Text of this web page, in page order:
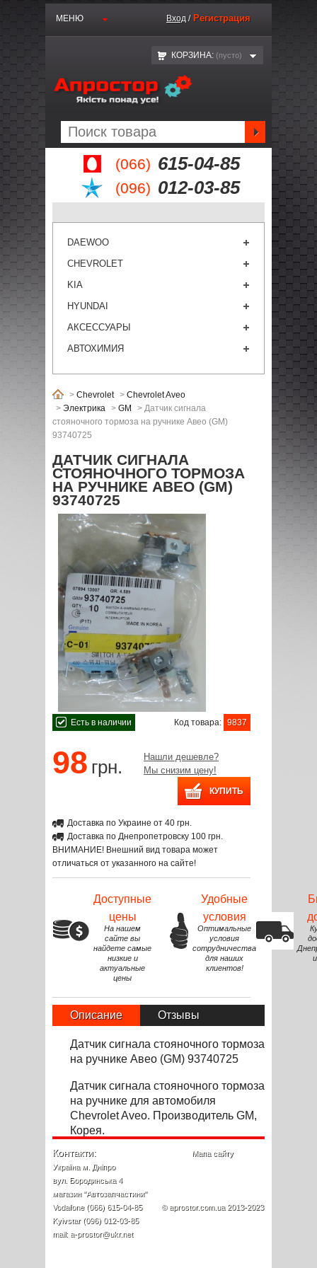
(066) 615-04-85
(096) 012-03-85
МЕНЮ Вход / Регистрация
КОРЗИНА: (пустo)
DAEWOO
CHEVROLET
KIA
HYUNDAI
АКСЕССУАРЫ
АВТОХИМИЯ
> Chevrolet > Chevrolet Aveo
> Электрика > GM > Датчик сигнала
стояночного тормоза на ручнике Авео (GM)
93740725
ДАТЧИК СИГНАЛА
СТОЯНОЧНОГО ТОРМОЗА
НА РУЧНИКЕ АВЕО (GM)
93740725
Есть в наличии Код товара: 9837
98 грн.
Нашли дешевле?
Мы снизим цену!
Доставка по Украине от 40 грн.
Доставка по Днепропетровску 100 грн.
ВНИМАНИЕ! Внешний вид товара может
отличаться от указанного на сайте!
Доступные
цены
На нашем
сайте вы
найдете самые
низкие и
актуальные
цены
Удобные
условия
Оптимальные
условия
сотрудничества
для наших
клиентов!
Описание Отзывы
Датчик сигнала стояночного тормоза
на ручнике Авео (GM) 93740725
Датчик сигнала стояночного тормоза
на ручнике для автомобиля
ChevroletAveo. Производитель GM,
Корея.
Контакти:
Україна м. Дніпро
вул. Бородинська 4
магазин "Автозапчастини"
Vodafone (066) 615-04-85
Kyivstar (096) 012-03-85
mail: a-prostor@ukr.net
Мапа сайту
© aprostor.com.ua 2013-2023